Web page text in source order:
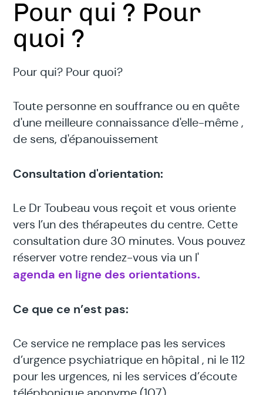
Pour qui ? Pour
quoi ?
Pour qui? Pour quoi?
Toute personne en souffrance ou en quête
d'une meilleure connaissance d'elle-même ,
de sens, d'épanouissement
Consultation d'orientation:
Le Dr Toubeau vous reçoit et vous oriente
vers l’un des thérapeutes du centre. Cette
consultation dure 30 minutes. Vous pouvez
réserver votre rendez-vous via un l'
agenda en ligne des orientations.
Ce que ce n’est pas:
Ce service ne remplace pas les services
d’urgence psychiatrique en hôpital , ni le 112
pour les urgences, ni les services d’écoute